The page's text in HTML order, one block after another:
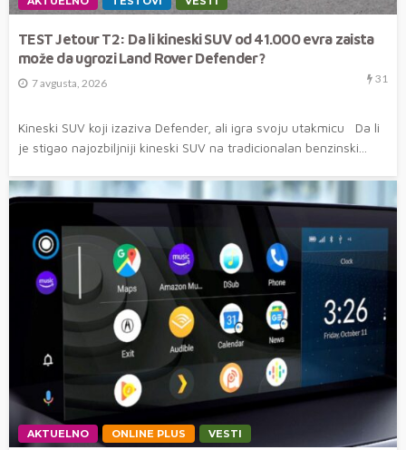
TEST Jetour T2: Da li kineski SUV od 41.000 evra zaista
može da ugrozi Land Rover Defender?
7 avgusta, 2026 31
Kineski SUV koji izaziva Defender, ali igra svoju utakmicu Da li
je stigao najozbiljniji kineski SUV na tradicionalan benzinski...
AKTUELNO ONLINE PLUS VESTI